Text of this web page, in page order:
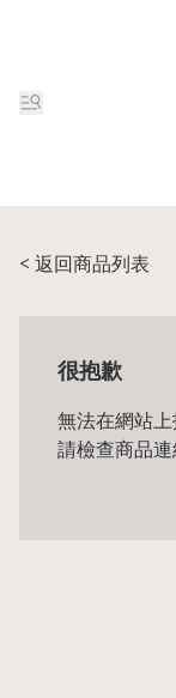
< 返回商品列表
很抱歉
無法在網站上
請檢查商品連